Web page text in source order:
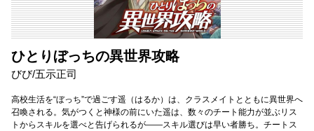
ひとりぼっちの異世界攻略
びび/五示正司
高校生活を“ぼっち”で過ごす遥（はるか）は、クラスメイトとともに異世界へ
召喚される。気がつくと神様の前にいた遥は、数々のチート能力が並ぶリス
トからスキルを選べと告げられるが――スキル選びは早い者勝ち。チートス